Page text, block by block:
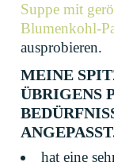
Suppe mit
Blumenkohl-
ausprobieren.
MEINE
ÜBRIGENS
hat eine